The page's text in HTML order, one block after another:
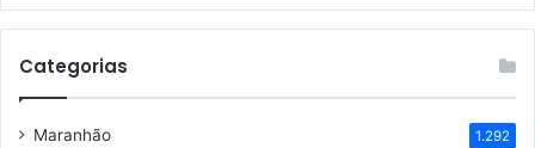
Categorias
Maranhão 1.292